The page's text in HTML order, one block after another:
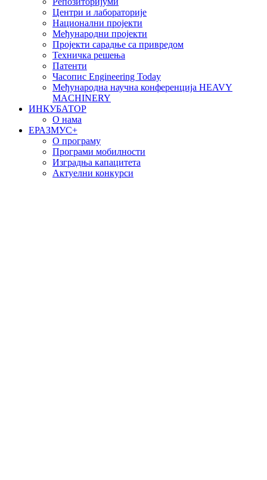
Центри и лабораторије
Национални пројекти
Међународни пројекти
Пројекти сарадње са привредом
Техничка решења
Патенти
Часопис Engineering Today
Међународна научна конференција HEAVY
MACHINERY
ИНКУБАТОР
О нама
EРАЗМУС+
О програму
Програми мобилности
Изградња капацитета
Актуелни конкурси